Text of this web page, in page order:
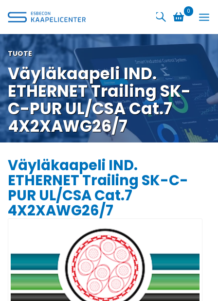
sisältöön
0
TUOTE
Väyläkaapeli IND.
ETHERNET Trailing SK-
C-PUR UL/CSA Cat.7
4X2XAWG26/7
Väyläkaapeli IND.
ETHERNET Trailing SK-C-
PUR UL/CSA Cat.7
4X2XAWG26/7